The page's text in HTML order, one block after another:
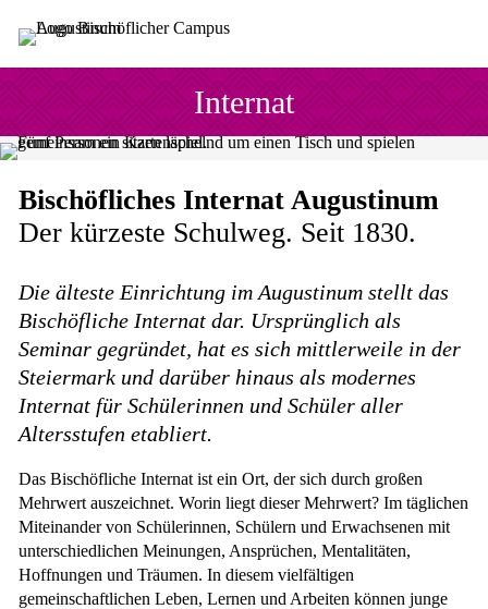
Sprung zum Hauptinhalt
Sprung zur Fusszeile
Internat
Bischöfliches Internat Augustinum
Der kürzeste Schulweg. Seit 1830.
Die älteste Einrichtung im Augustinum stellt das
Bischöfliche Internat dar. Ursprünglich als
Seminar gegründet, hat es sich mittlerweile in der
Steiermark und darüber hinaus als modernes
Internat für Schülerinnen und Schüler aller
Altersstufen etabliert.
Das Bischöfliche Internat ist ein Ort, der sich durch großen
Mehrwert auszeichnet. Worin liegt dieser Mehrwert? Im täglichen
Miteinander von Schülerinnen, Schülern und Erwachsenen mit
unterschiedlichen Meinungen, Ansprüchen, Mentalitäten,
Hoffnungen und Träumen. In diesem vielfältigen
gemeinschaftlichen Leben, Lernen und Arbeiten können junge